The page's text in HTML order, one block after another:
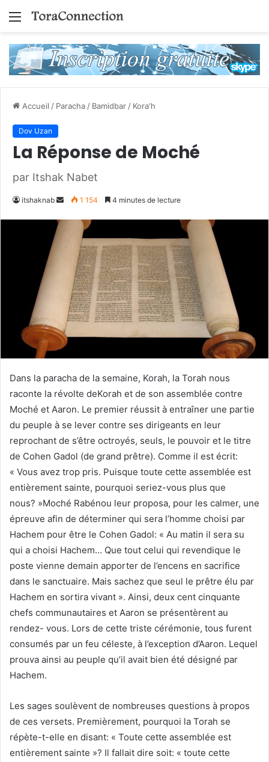
Menu
Accueil / Paracha / Bamidbar / Kora'h
Dov Uzan
La Réponse de Moché
par Itshak Nabet
itshaknab
Envoyer
courriel
1 154 4 minutes de lecture
Dans la paracha de la semaine, Korah, la Torah nous
raconte la révolte deKorah et de son assemblée contre
Moché et Aaron. Le premier réussit à entraîner une partie
du peuple à se lever contre ses dirigeants en leur
reprochant de s’être octroyés, seuls, le pouvoir et le titre
de Cohen Gadol (de grand prêtre). Comme il est écrit:
« Vous avez trop pris. Puisque toute cette assemblée est
entièrement sainte, pourquoi seriez-vous plus que
nous? »Moché Rabénou leur proposa, pour les calmer, une
épreuve afin de déterminer qui sera l’homme choisi par
Hachem pour être le Cohen Gadol: « Au matin il sera su
qui a choisi Hachem… Que tout celui qui revendique le
poste vienne demain apporter de l’encens en sacrifice
dans le sanctuaire. Mais sachez que seul le prêtre élu par
Hachem en sortira vivant ». Ainsi, deux cent cinquante
chefs communautaires et Aaron se présentèrent au
rendez- vous. Lors de cette triste cérémonie, tous furent
consumés par un feu céleste, à l’exception d’Aaron. Lequel
prouva ainsi au peuple qu’il avait bien été désigné par
Hachem.
Les sages soulèvent de nombreuses questions à propos
de ces versets. Premièrement, pourquoi la Torah se
répète-t-elle en disant: « Toute cette assemblée est
entièrement sainte »? Il fallait dire soit: « toute cette